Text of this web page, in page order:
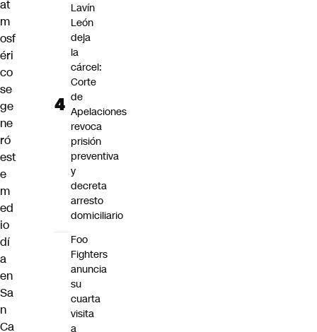
at
m
osf
éri
co
se
ge
ne
ró
est
e
m
ed
io
dí
a
en
Sa
n
Ca
Lavín
León
deja
la
cárcel:
Corte
de
Apelaciones
revoca
prisión
preventiva
y
decreta
arresto
domiciliario
Foo
Fighters
anuncia
su
cuarta
visita
a